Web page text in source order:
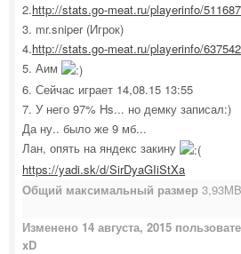
2.http://stats.go-meat.ru/playerinfo/511687
3. mr.sniper (Игрок)
4.http://stats.go-meat.ru/playerinfo/637542
5. Аим
6. Сейчас играет 14,08.15 13:55
7. У него 97% Hs... но демку записал:)
Да ну.. было же 9 мб...
Лан, опять на яндекс закину
https://yadi.sk/d/SirDyaGIiStXa
Общий максимальный размер 3,93MB
Изменено 14 августа, 2015
xD